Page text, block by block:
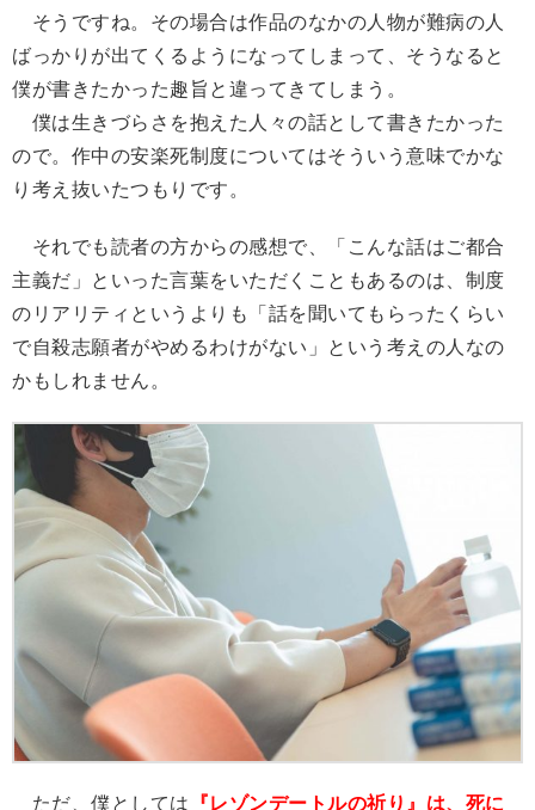
そうですね。その場合は作品のなかの人物が難病の人
ばっかりが出てくるようになってしまって、そうなると
僕が書きたかった趣旨と違ってきてしまう。
僕は生きづらさを抱えた人々の話として書きたかった
ので。作中の安楽死制度についてはそういう意味でかな
り考え抜いたつもりです。
それでも読者の方からの感想で、「こんな話はご都合
主義だ」といった言葉をいただくこともあるのは、制度
のリアリティというよりも「話を聞いてもらったくらい
で自殺志願者がやめるわけがない」という考えの人なの
かもしれません。
ただ、僕としては 『レゾンデートルの祈り』は、死に